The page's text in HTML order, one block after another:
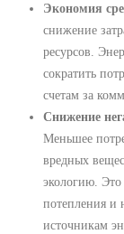
Экономия
снижение
ресурсов.
сократить
счетам за
Снижение
Меньшее
вредных
экологию. Это
потепления и
источникам